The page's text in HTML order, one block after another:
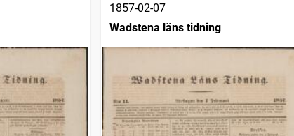
1857-02-07
Wadstena läns tidning